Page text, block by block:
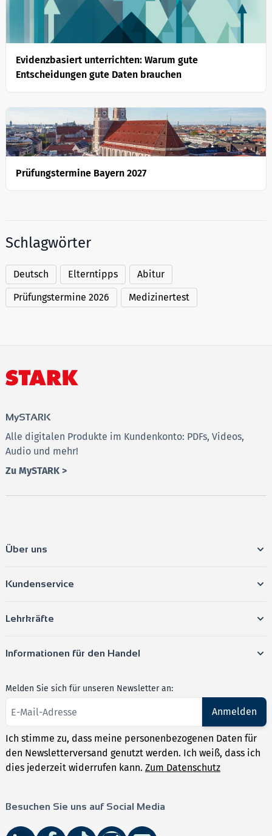
Evidenzbasiert unterrichten: Warum gute
Entscheidungen gute Daten brauchen
Prüfungstermine Bayern 2027
Schlagwörter
Deutsch Elterntipps
Abitur
Prüfungstermine 2026
Medizinertest
MySTARK
Alle digitalen Produkte im Kundenkonto: PDFs, Videos,
Audio und mehr!
Zu MySTARK >
Über uns
Kundenservice
Lehrkräfte
Informationen für den Handel
Melden Sie sich für unseren Newsletter an:
Anmelden
Ich stimme zu, dass meine personenbezogenen Daten für
den Newsletterversand genutzt werden. Ich weiß, dass ich
dies jederzeit widerrufen kann. Zum Datenschutz
Besuchen Sie uns auf Social Media